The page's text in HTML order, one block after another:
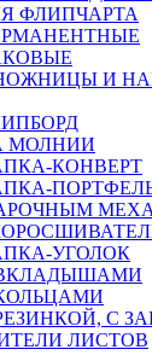
ФЛИПЧАРТА
И
МОЛНИИ
КОНВЕРТ
УГОЛОК
С
ЛИСТОВ